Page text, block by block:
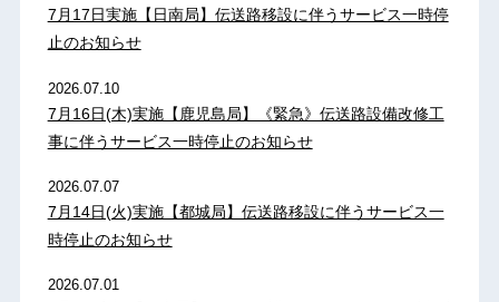
7月17日実施【日南局】伝送路移設に伴うサービス一時停
止のお知らせ
2026.07.10
7月16日(木)実施【鹿児島局】《緊急》伝送路設備改修工
事に伴うサービス一時停止のお知らせ
2026.07.07
7月14日(火)実施【都城局】伝送路移設に伴うサービス一
時停止のお知らせ
2026.07.01